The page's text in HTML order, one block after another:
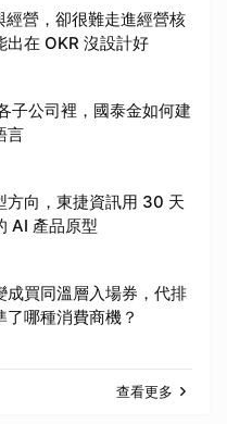
經營，卻很難走進經營核
出在 OKR 沒設計好
子公司裡，國泰金如何建
言
方向，東捷資訊用 30 天
AI 產品原型
成買同溫層入場券，代排
了哪種消費商機？
查看更多